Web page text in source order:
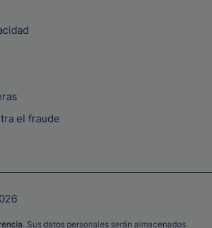
el fraude
. Sus datos personales serán almacenados